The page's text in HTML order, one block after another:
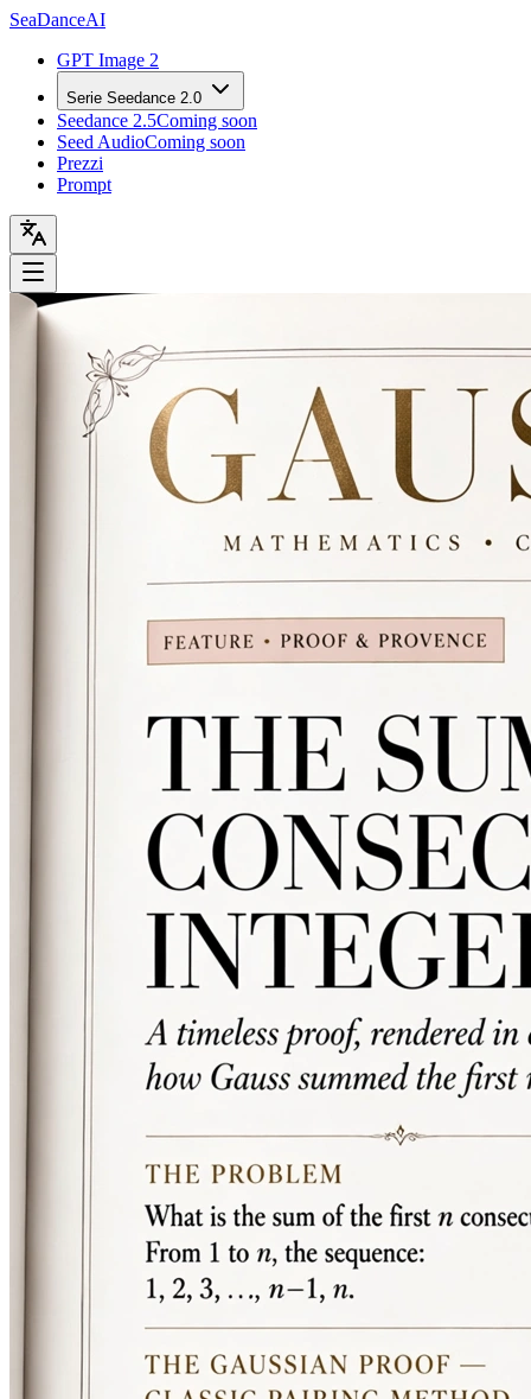
SeaDanceAI
GPT Image 2
Serie Seedance 2.0
Seedance 2.5Coming soon
Seed AudioComing soon
Prezzi
Prompt